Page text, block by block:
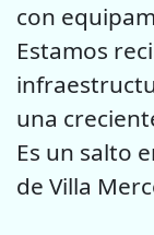
con
Estamos
una
Es un salto
de Villa